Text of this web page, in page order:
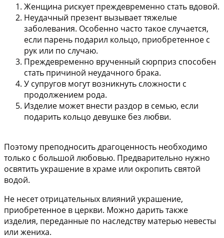
Женщина рискует преждевременно стать вдовой.
Неудачный презент вызывает тяжелые
заболевания. Особенно часто такое случается,
если парень подарил кольцо, приобретенное с
рук или по случаю.
Преждевременно врученный сюрприз способен
стать причиной неудачного брака.
У супругов могут возникнуть сложности с
продолжением рода.
Изделие может внести раздор в семью, если
подарить кольцо девушке без любви.
Поэтому преподносить драгоценность необходимо
только с большой любовью. Предварительно нужно
освятить украшение в храме или окропить святой
водой.
Не несет отрицательных влияний украшение,
приобретенное в церкви. Можно дарить также
изделия, переданные по наследству матерью невесты
или жениха.